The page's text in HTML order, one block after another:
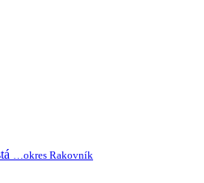
…okres Rakovník